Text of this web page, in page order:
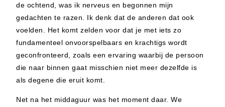
de ochtend, was ik nerveus en begonnen mijn
gedachten te razen. Ik denk dat de anderen dat ook
voelden. Het komt zelden voor dat je met iets zo
fundamenteel onvoorspelbaars en krachtigs wordt
geconfronteerd, zoals een ervaring waarbij de persoon
die naar binnen gaat misschien niet meer dezelfde is
als degene die eruit komt.
Net na het middaguur was het moment daar. We